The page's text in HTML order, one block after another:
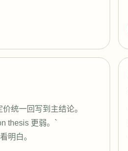
统一回写到主结论。
thesis 更弱。`
明白。